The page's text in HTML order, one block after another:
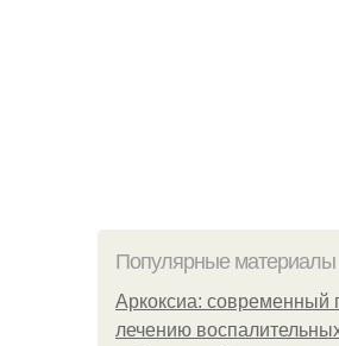
Популярные материалы
Аркоксиа: современный
лечению